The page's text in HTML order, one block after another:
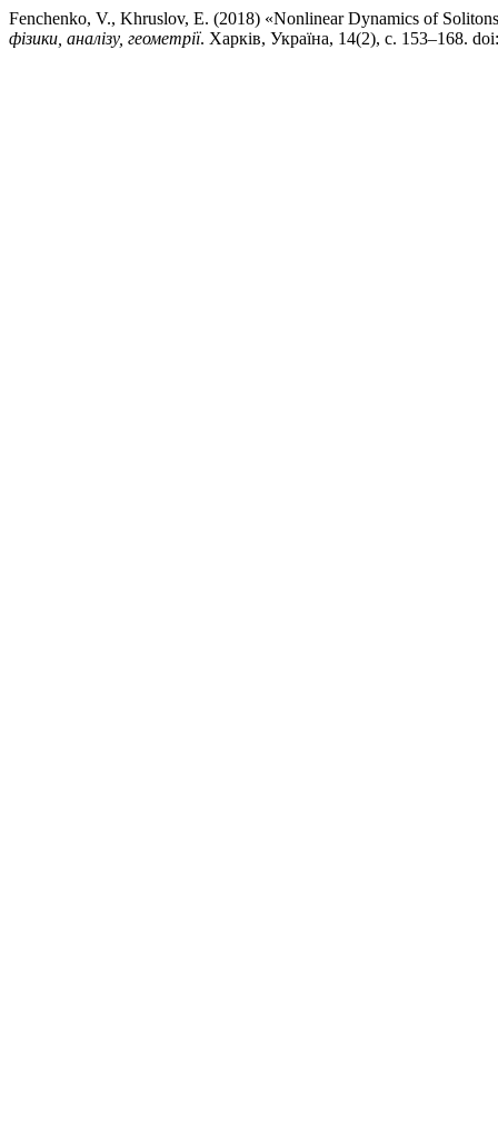
Fenchenko, V., Khruslov, E. (2018) «Nonlinear Dynamics of
фізики, аналізу, геометрії. Харків, Україна, 14(2), с. 153–168.